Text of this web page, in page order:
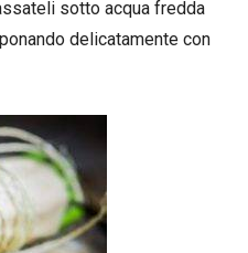
sotto acqua fredda
delicatamente con